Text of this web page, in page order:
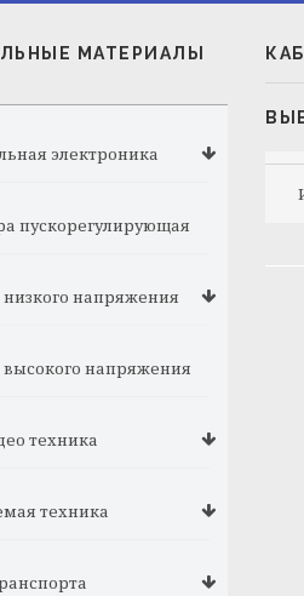
МАТЕРИАЛЫ
электроника
пускорегулирующая
напряжения
напряжения
техника
техника